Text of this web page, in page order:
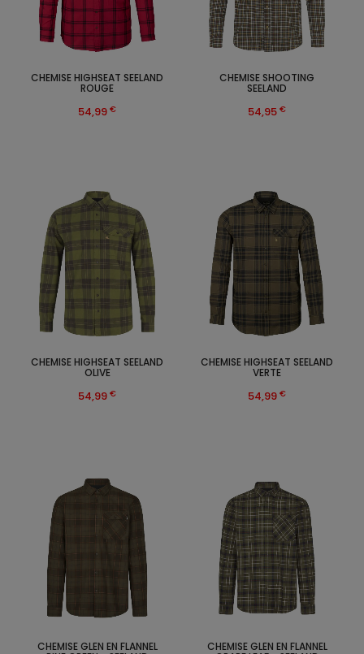
CHEMISE HIGHSEAT SEELAND
ROUGE
54,99 €
CHEMISE SHOOTING
SEELAND
54,95 €
CHEMISE HIGHSEAT SEELAND
OLIVE
54,99 €
CHEMISE HIGHSEAT SEELAND
VERTE
54,99 €
CHEMISE GLEN EN FLANNEL CHEMISE GLEN EN FLANNEL